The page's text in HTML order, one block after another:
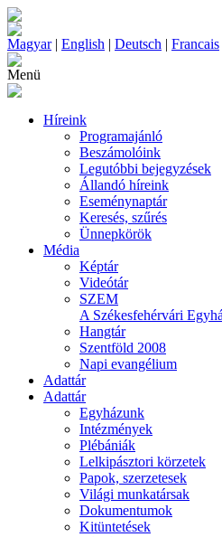
Magyar| English | Deutsch | Francais
Menü
Híreink
Programajánló
Beszámolóink
Legutóbbi bejegyzések
Állandó híreink
Eseménynaptár
Keresés, szűrés
Ünnepkörök
Média
Képtár
Videótár
SZEM
A Székesfehérvári
Hangtár
Szentföld 2008
Napi evangélium
Adattár
Adattár
Egyházunk
Intézmények
Plébániák
Lelkipásztori körzetek
Papok, szerzetesek
Világi munkatársak
Dokumentumok
Kitüntetések